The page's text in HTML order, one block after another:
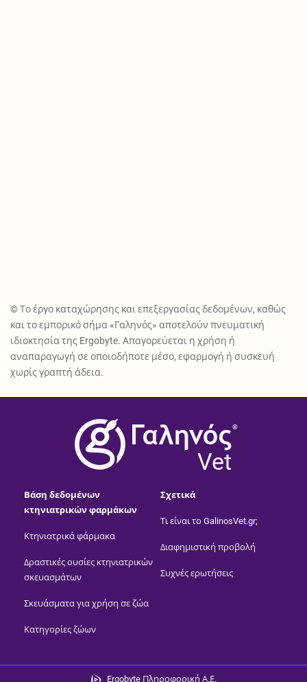
© Το έργο καταχώρησης και επεξεργασίας δεδομένων, καθώς
και το εμπορικό σήμα «Γαληνός» αποτελούν πνευματική
ιδιοκτησία της Ergobyte. Απαγορεύεται η χρήση ή
αναπαραγωγή σε οποιοδήποτε μέσο, εφαρμογή ή συσκευή
χωρίς γραπτή άδεια.
®
Vet
Βάση δεδομένων
κτηνιατρικών φαρμάκων
Κτηνιατρικά φάρμακα
Δραστικές ουσίες κτηνιατρικών
σκευασμάτων
Σκευάσματα για χρήση σε ζώα
Κατηγορίες ζώων
Σχετικά
Τι είναι το GalinosVet.gr;
Διαφημιστική προβολή
Συχνές ερωτήσεις
Ergobyte Πληροφορική Α.Ε.